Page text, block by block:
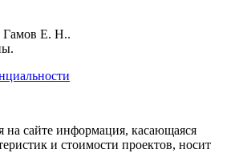
Е. Н..
на сайте информация, касающаяся
и стоимости проектов, носит